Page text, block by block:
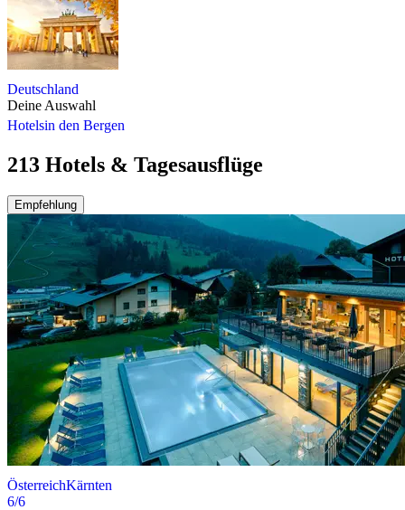
Deutschland
Deine Auswahl
Hotelsin den Bergen
213 Hotels & Tagesausflüge
Empfehlung
ÖsterreichKärnten
6/6